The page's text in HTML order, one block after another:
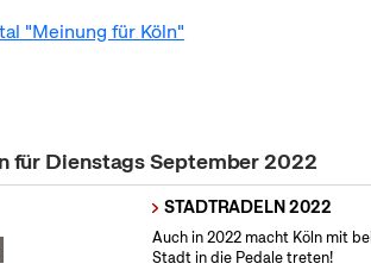
"Meinung für Köln"
für Dienstags September 2022
STADTRADELN 2022
Auch in 2022 macht Köln mit
Stadt in die Pedale treten!